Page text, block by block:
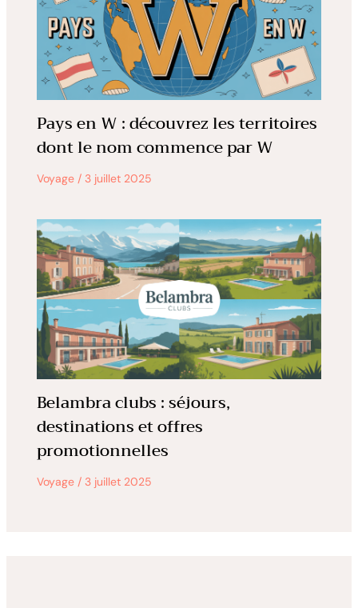
Pays en W : découvrez les territoires
dont le nom commence par W
Voyage/ 3 juillet 2025
Belambra clubs : séjours,
destinations et offres
promotionnelles
Voyage/ 3 juillet 2025